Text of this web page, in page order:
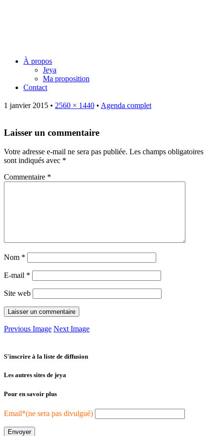
Menu
Skip
À propos
Jeya
Ma proposition
Contact
1 janvier 2015 • 2560 × 1440 • Agenda complet
Laisser un commentaire
Votre adresse e-mail ne sera pas publiée. Les champs obligatoires
sont indiqués avec *
Commentaire *
Nom *
E-mail *
Site web
Previous Image Next Image
S'inscrire à la liste de diffusion
Les autres sites de jeya
Pour en savoir plus
Email*(ne sera pas divulgué)